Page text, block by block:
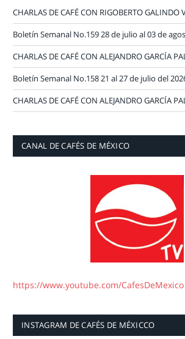
CHARLAS DE CAFÉ CON RIGOBERTO GALINDO
Boletín Semanal No.159 28 de julio al 03 de
CHARLAS DE CAFÉ CON ALEJANDRO GARCÍA
Boletín Semanal No.158 21 al 27 de julio del
CHARLAS DE CAFÉ CON ALEJANDRO GARCÍA
CANAL DE CAFÉS DE MÉXICO
https://www.youtube.com/CafesDeMexico
INSTAGRAM DE CAFÉS DE MÉXICCO